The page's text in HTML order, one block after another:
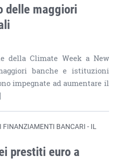
delle maggiori
della Climate Week a New
banche e istituzioni
impegnate ad aumentare il
FINANZIAMENTI BANCARI - IL
prestiti euro a